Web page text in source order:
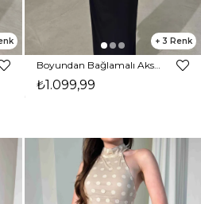
3
Boyundan Bağlamalı Aksesuarlı Midi Siyah Lamont Kadın Elbise 26Y306
₺1.099,99